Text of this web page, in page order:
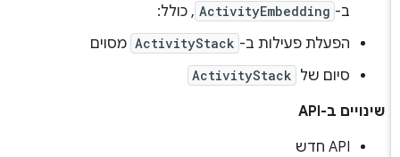
ב- ActivityEmbedding , כולל:
הפעלת פעילות ב- ActivityStack מסוים
סיום של ActivityStack
שינויים ב-API
‫API חדש